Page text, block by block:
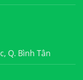
Q. Bình Tân